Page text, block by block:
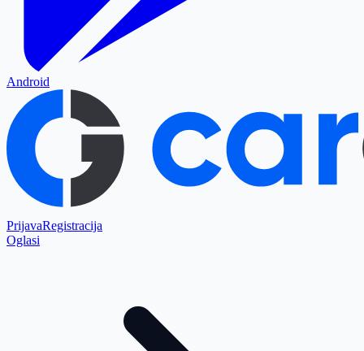
Android
PrijavaRegistracija
Oglasi